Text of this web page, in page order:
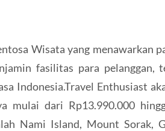
Wisata yang menawarkan
fasilitas para pelanggan,
Indonesia.Travel Enthusiast
mulai dari Rp13.990.000
Nami Island, Mount Sorak,